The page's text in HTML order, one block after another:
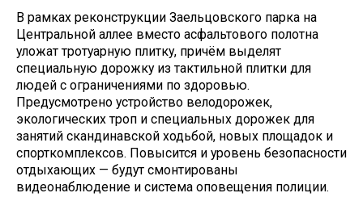
В рамках реконструкции Заельцовского парка на
Центральной аллее вместо асфальтового полотна
уложат тротуарную плитку, причём выделят
специальную дорожку из тактильной плитки для
людей с ограничениями по здоровью.
Предусмотрено устройство велодорожек,
экологических троп и специальных дорожек для
занятий скандинавской ходьбой, новых площадок и
спорткомплексов. Повысится и уровень безопасности
отдыхающих — будут смонтированы
видеонаблюдение и система оповещения полиции.